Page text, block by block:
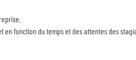
fonction du temps et des attentes des